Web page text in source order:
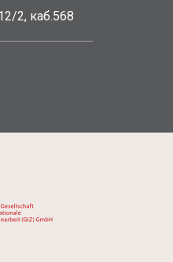
2, каб.568